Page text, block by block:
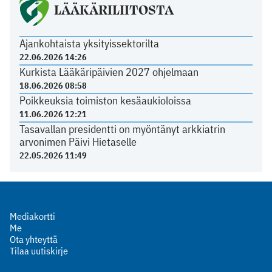
LÄÄKÄRILIITOSTA
Ajankohtaista yksityissektorilta
22.06.2026 14:26
Kurkista Lääkäripäivien 2027 ohjelmaan
18.06.2026 08:58
Poikkeuksia toimiston kesäaukioloissa
11.06.2026 12:21
Tasavallan presidentti on myöntänyt arkkiatrin
arvonimen Päivi Hietaselle
22.05.2026 11:49
Mediakortti
Me
Ota yhteyttä
Tilaa uutiskirje